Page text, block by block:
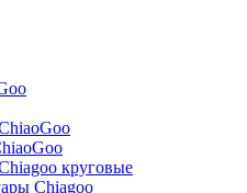
круговые
Chiagoo